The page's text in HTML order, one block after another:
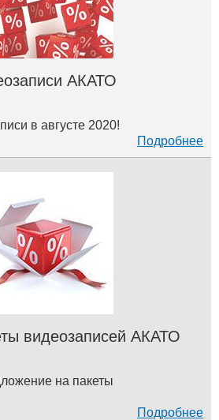
АКАТО
в августе 2020!
Подробнее
видеозаписей АКАТО
на пакеты
Подробнее